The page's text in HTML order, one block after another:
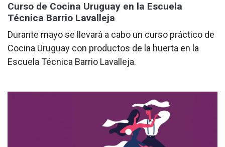
Curso de Cocina Uruguay en la Escuela
Técnica Barrio Lavalleja
Durante mayo se llevará a cabo un curso práctico de
Cocina Uruguay con productos de la huerta en la
Escuela Técnica Barrio Lavalleja.